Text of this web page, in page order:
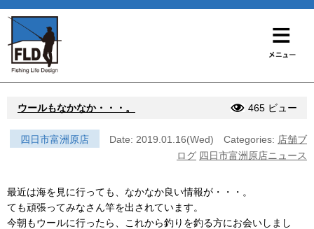
ウールもなかなか・・・。 465 ビュー
四日市富洲原店 Date: 2019.01.16(Wed) Categories: 店舗ブ
ログ 四日市富洲原店ニュース
最近は海を見に行っても、なかなか良い情報が・・・。
ても頑張ってみなさん竿を出されています。
今朝もウールに行ったら、これから釣りを釣る方にお会いしまし